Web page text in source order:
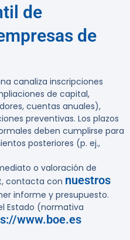
de
de
canaliza inscripciones
de capital,
cuentas anuales),
preventivas. Los plazos
deben cumplirse para
posteriores (p. ej.,
o valoración de
contacta con nuestros
informe y presupuesto.
Estado (normativa
www.boe.es